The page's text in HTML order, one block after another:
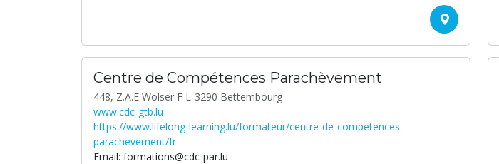
Centre de Compétences Parachèvement
448, Z.A.E Wolser F L-3290 Bettembourg
www.cdc-gtb.lu
https://www.lifelong-learning.lu/formateur/centre-de-competences-
parachevement/fr
Email: formations@cdc-par.lu